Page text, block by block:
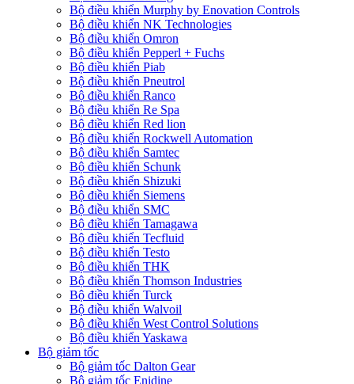
Bộ điều khiển Murphy by Enovation Controls
Bộ điều khiển NK Technologies
Bộ điều khiển Omron
Bộ điều khiển Pepperl + Fuchs
Bộ điều khiển Piab
Bộ điều khiển Pneutrol
Bộ điều khiển Ranco
Bộ điều khiển Re Spa
Bộ điều khiển Red lion
Bộ điều khiển Rockwell Automation
Bộ điều khiển Samtec
Bộ điều khiển Schunk
Bộ điều khiển Shizuki
Bộ điều khiển Siemens
Bộ điều khiển SMC
Bộ điều khiển Tamagawa
Bộ điều khiển Tecfluid
Bộ điều khiển Testo
Bộ điều khiển THK
Bộ điều khiển Thomson Industries
Bộ điều khiển Turck
Bộ điều khiển Walvoil
Bộ điều khiển West Control Solutions
Bộ điều khiển Yaskawa
Bộ giảm tốc
Bộ giảm tốc Dalton Gear
Bộ giảm tốc Enidine